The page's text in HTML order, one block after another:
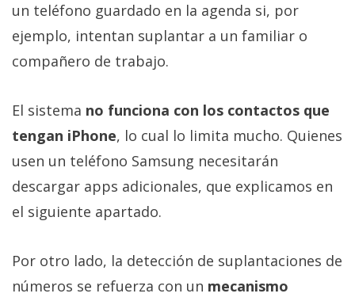
un teléfono guardado en la agenda si, por
ejemplo, intentan suplantar a un familiar o
compañero de trabajo.
El sistema no funciona con los contactos que
tengan iPhone, lo cual lo limita mucho. Quienes
usen un teléfono Samsung necesitarán
descargar apps adicionales, que explicamos en
el siguiente apartado.
Por otro lado, la detección de suplantaciones de
números se refuerza con un mecanismo